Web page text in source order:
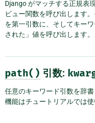
Django がマッチする正規表
ビュー関数を呼び出します
を第一引数に、そしてキー
された」値を呼び出します
path() 引数:
任意のキーワード引数を辞
機能はチュートリアルでは使